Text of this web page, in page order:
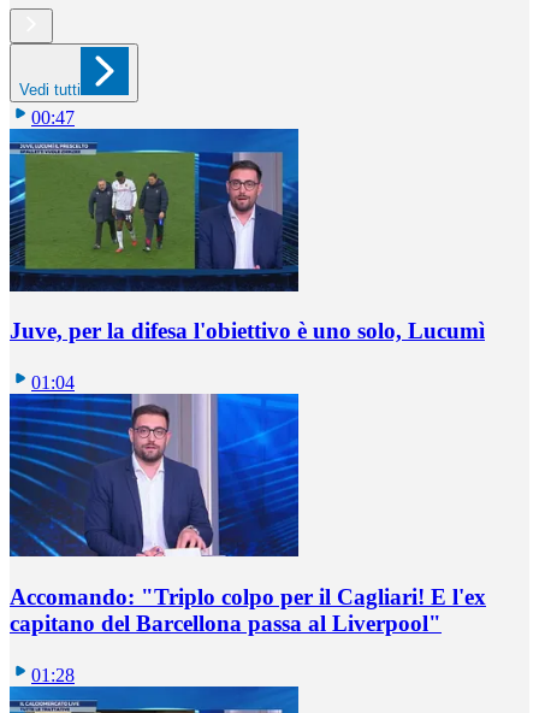
Vedi tutti
00:47
Juve, per la difesa l'obiettivo è uno solo, Lucumì
01:04
Accomando: "Triplo colpo per il Cagliari! E l'ex
capitano del Barcellona passa al Liverpool"
01:28